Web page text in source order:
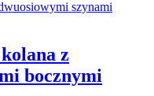
z
bocznymi